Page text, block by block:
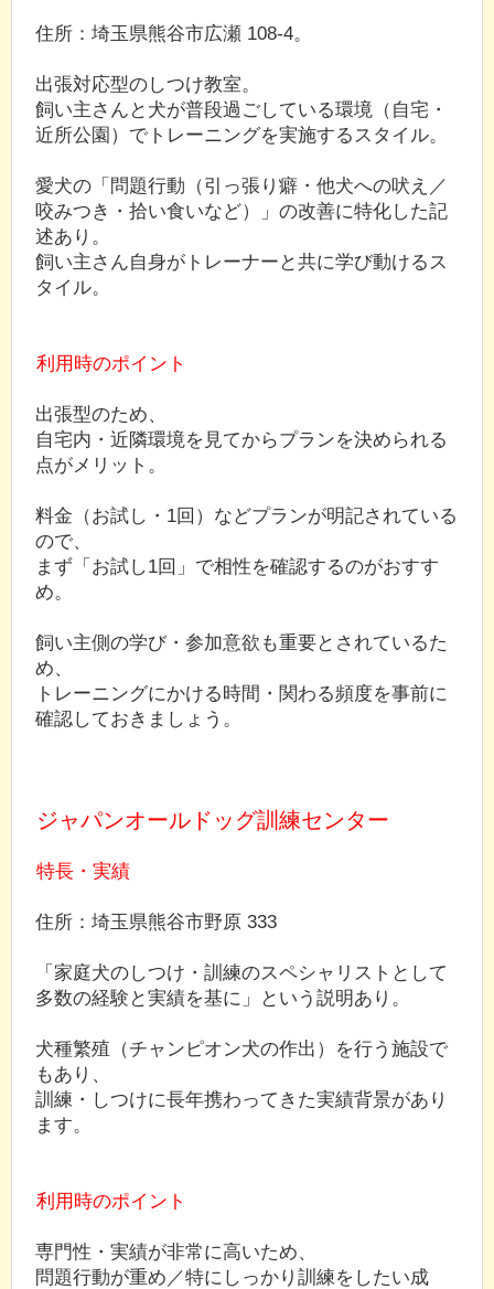
住所：埼玉県熊谷市広瀬 108-4。
出張対応型のしつけ教室。
飼い主さんと犬が普段過ごしている環境（自宅・
近所公園）でトレーニングを実施するスタイル。
愛犬の「問題行動（引っ張り癖・他犬への吠え／
咬みつき・拾い食いなど）」の改善に特化した記
述あり。
飼い主さん自身がトレーナーと共に学び動けるス
タイル。
利用時のポイント
出張型のため、
自宅内・近隣環境を見てからプランを決められる
点がメリット。
料金（お試し・1回）などプランが明記されている
ので、
まず「お試し1回」で相性を確認するのがおすす
め。
飼い主側の学び・参加意欲も重要とされているた
め、
トレーニングにかける時間・関わる頻度を事前に
確認しておきましょう。
ジャパンオールドッグ訓練センター
特長・実績
住所：埼玉県熊谷市野原 333
「家庭犬のしつけ・訓練のスペシャリストとして
多数の経験と実績を基に」という説明あり。
犬種繁殖（チャンピオン犬の作出）を行う施設で
もあり、
訓練・しつけに長年携わってきた実績背景があり
ます。
利用時のポイント
専門性・実績が非常に高いため、
問題行動が重め／特にしっかり訓練をしたい成